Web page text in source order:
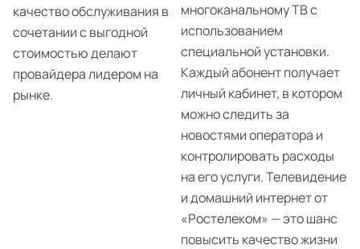
качество обслуживания в
сочетании с выгодной
стоимостью делают
провайдера лидером на
рынке.
многоканальному ТВ с
использованием
специальной установки.
Каждый абонент получает
личный кабинет, в котором
можно следить за
новостями оператора и
контролировать расходы
на его услуги. Телевидение
и домашний интернет от
«Ростелеком» — это шанс
повысить качество жизни